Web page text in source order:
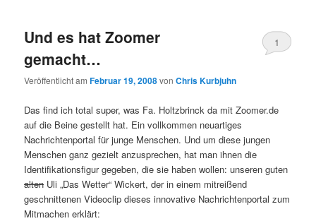
Und es hat Zoomer
gemacht…
Veröffentlicht amFebruar 19, 2008vonChris Kurbjuhn
1
Das find ich total super, was Fa. Holtzbrinck da mit Zoomer.de
auf die Beine gestellt hat. Ein vollkommen neuartiges
Nachrichtenportal für junge Menschen. Und um diese jungen
Menschen ganz gezielt anzusprechen, hat man ihnen die
Identifikationsfigur gegeben, die sie haben wollen: unseren guten
alten Uli „Das Wetter“ Wickert, der in einem mitreißend
geschnittenen Videoclip dieses innovative Nachrichtenportal zum
Mitmachen erklärt: